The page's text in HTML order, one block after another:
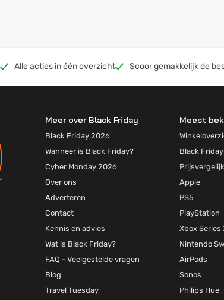
Alle acties in één overzicht Scoor gemakkelijk de
Meer over Black Friday
Black Friday 2026
Wanneer is Black Friday?
Cyber Monday 2026
Over ons
Adverteren
Contact
Kennis en advies
Wat is Black Friday?
FAQ - Veelgestelde vragen
Blog
Travel Tuesday
Meest
Black
Apple
PS5
PlayStation
Xbox Series
Nintendo
AirPods
Sonos
Philips Hue